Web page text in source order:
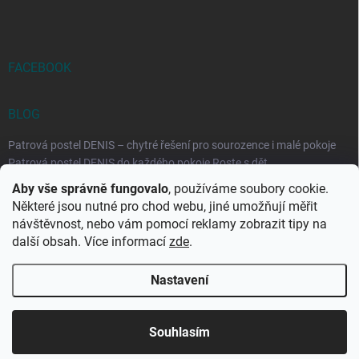
Aby vše správně fungovalo, používáme soubory cookie.
Některé jsou nutné pro chod webu, jiné umožňují měřit
návštěvnost, nebo vám pomocí reklamy zobrazit tipy na
další obsah. Více informací zde.
Nastavení
Souhlasím
FACEBOOK
BLOG
Patrová postel DENIS – chytré řešení pro sourozence i malé pokoje
Patrová postel DENIS do každého pokoje Roste s dět...
Rozkládací postele RELAX – ideální řešení pro malé prostory i
každodenní spaní
Rozkládací postel, která se přizpůsobí vašemu živo...
Copyright 2026DK-obchod.cz. Všechna práva vyhrazena.Upravit
nastavení cookies